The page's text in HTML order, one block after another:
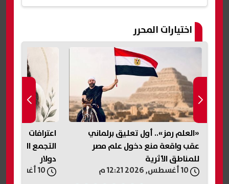
اختيارات المحرر
«العلم رمز».. أول تعليق برلماني
عقب واقعة منع دخول علم مصر
للمناطق الأثرية
اعترافات
التجمع
دولار